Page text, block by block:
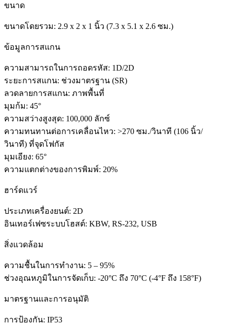
ขนาด
ขนาดโดยรวม: 2.9 x 2 x 1 นิ้ว (7.3 x 5.1 x 2.6 ซม.)
ข้อมูลการสแกน
ความสามารถในการถอดรหัส: 1D/2D
ระยะการสแกน: ช่วงมาตรฐาน (SR)
ลวดลายการสแกน: ภาพพื้นที่
มุมก้ม: 45°
ความสว่างสูงสุด: 100,000 ลักซ์
ความทนทานต่อการเคลื่อนไหว: >270 ซม./วินาที (106 นิ้ว/
วินาที) ที่จุดโฟกัส
มุมเอียง: 65°
ความแตกต่างของการพิมพ์: 20%
ฮาร์ดแวร์
ประเภทเครื่องยนต์: 2D
อินเทอร์เฟซระบบโฮสต์: KBW, RS-232, USB
สิ่งแวดล้อม
ความชื้นในการทำงาน: 5 – 95%
ช่วงอุณหภูมิในการจัดเก็บ: -20°C ถึง 70°C (-4°F ถึง 158°F)
มาตรฐานและการอนุมัติ
การป้องกัน: IP53